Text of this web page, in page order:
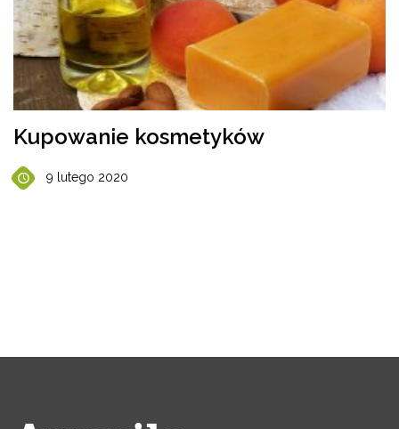
Kupowanie kosmetyków
9 lutego 2020